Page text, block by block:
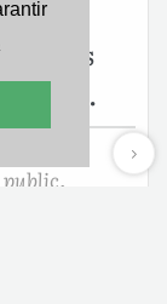
;
et ses
public.